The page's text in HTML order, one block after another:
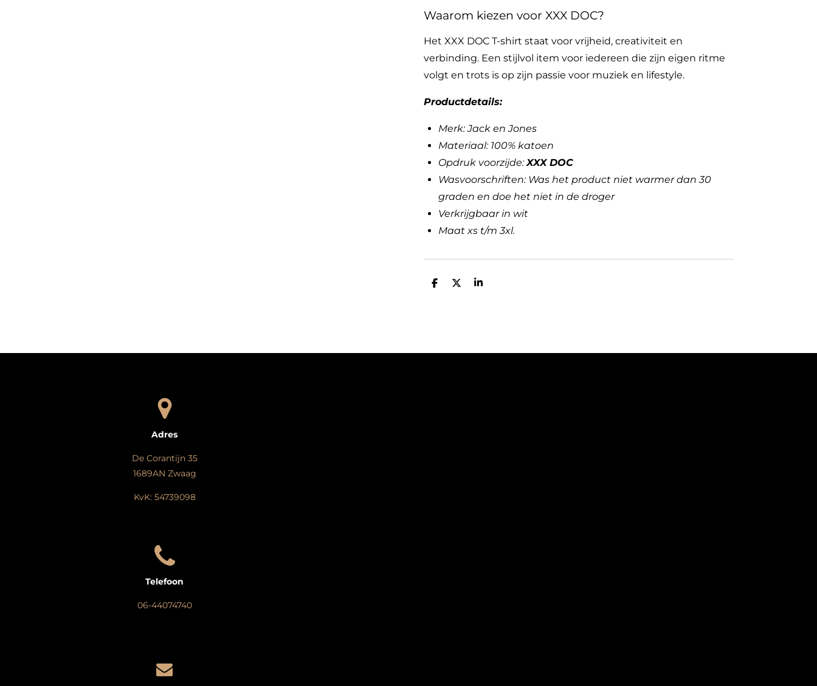
Waarom kiezen voor XXX DOC?
Het XXX DOC T-shirt staat voor vrijheid, creativiteit en
verbinding. Een stijlvol item voor iedereen die zijn eigen ritme
volgt en trots is op zijn passie voor muziek en lifestyle.
Productdetails:
Merk: Jack en Jones
Materiaal: 100% katoen
Opdruk voorzijde:XXX DOC
Wasvoorschriften: Was het product niet warmer dan 30
graden en doe het niet in de droger
Verkrijgbaar in wit
Maat xs t/m 3xl.
D
D
S
Adres
De Corantijn 35
1689AN Zwaag
KvK: 54739098
Telefoon
06-44074740